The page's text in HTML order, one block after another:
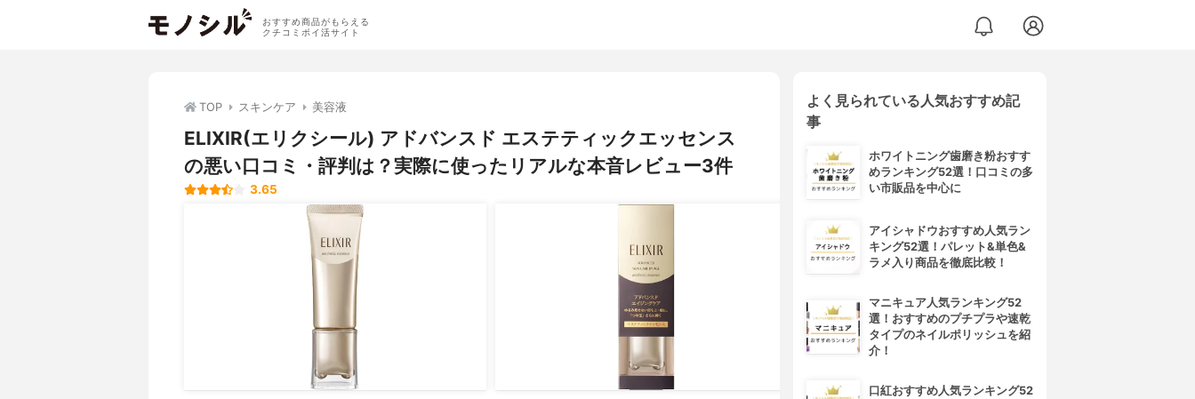
おすすめ商品がもらえる
クチコミポイ活サイト
TOP スキンケア 美容液
ELIXIR(エリクシール) アドバンスド エステティックエッセンス
の悪い口コミ・評判は？実際に使ったリアルな本音レビュー3件
3.65
よく見られている人気おすすめ記
事
ホワイトニング歯磨き粉おすす
めランキング52選！口コミの多
い市販品を中心に
アイシャドウおすすめ人気ラン
キング52選！パレット&単色&
ラメ入り商品を徹底比較！
マニキュア人気ランキング52
選！おすすめのプチプラや速乾
タイプのネイルポリッシュを紹
介！
口紅おすすめ人気ランキング52